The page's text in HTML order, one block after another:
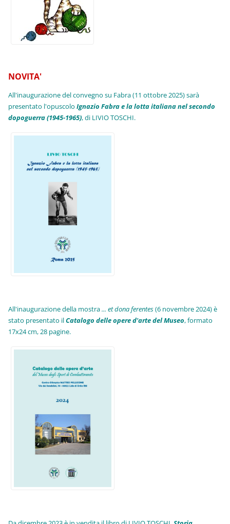
NOVITA'
All'inaugurazione del convegno su Fabra (11 ottobre 2025) sarà
presentato l'opuscoloIgnazio Fabra e la lotta italiana nel secondo
dopoguerra (1945-1965), di LIVIO TOSCHI.
All'inaugurazione della mostra... et dona ferentes(6 novembre 2024) è
stato presentato ilCatalogo delle opere d'arte del Museo, formato
17x24 cm, 28 pagine.